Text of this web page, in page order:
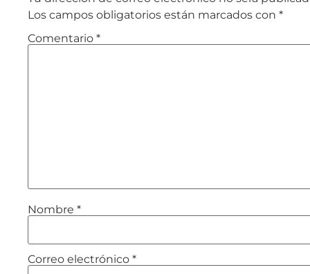
Los campos obligatorios están marcados con *
Comentario *
Nombre *
Correo electrónico *